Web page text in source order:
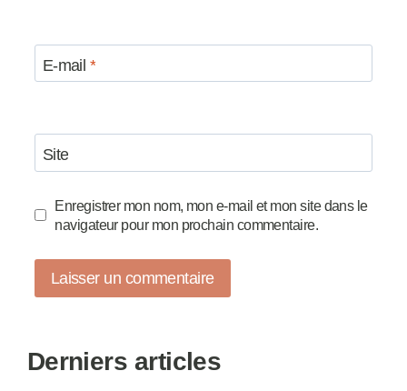
E-mail *
Site
Enregistrer mon nom, mon e-mail et mon site dans le
navigateur pour mon prochain commentaire.
Derniers articles